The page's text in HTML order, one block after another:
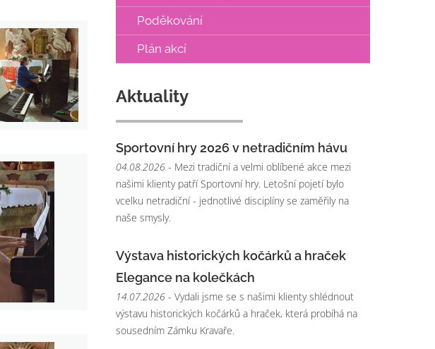
Poděkování
Plán akcí
Aktuality
Sportovní hry 2026 v netradičním hávu
04.08.2026 - Mezi tradiční a velmi oblíbené akce mezi
našimi klienty patří Sportovní hry. Letošní pojetí bylo
vcelku netradiční - jednotlivé disciplíny se zaměřily na
naše smysly.
Výstava historických kočárků a hraček
Elegance na kolečkách
14.07.2026 - Vydali jsme se s našimi klienty shlédnout
výstavu historických kočárků a hraček, která probíhá na
sousedním Zámku Kravaře.